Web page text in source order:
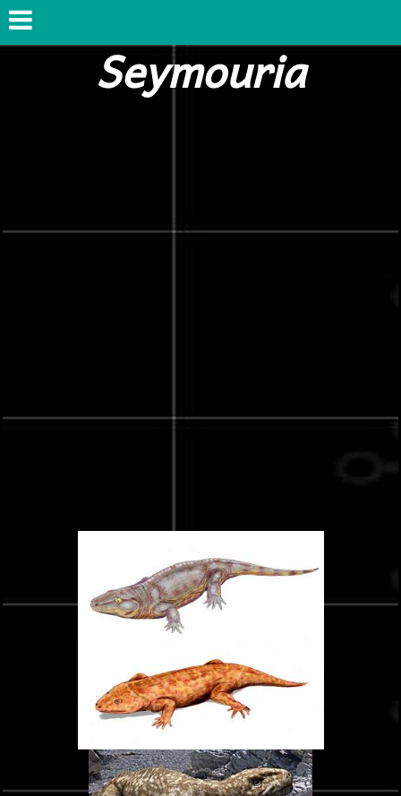
Seymouria